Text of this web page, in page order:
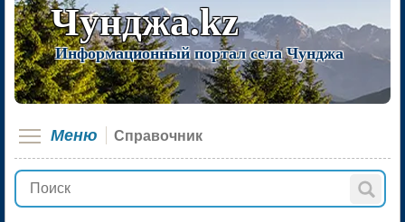
Чунджа.kz
Информационный портал села Чунджа
Меню Справочник